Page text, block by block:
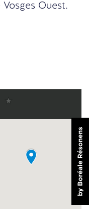
Ouest.